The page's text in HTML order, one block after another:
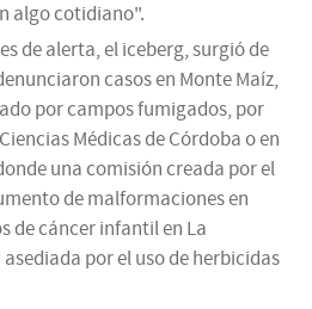
algo cotidiano".
de alerta, el iceberg, surgió de
casos en Monte Maíz,
por campos fumigados, por
Médicas de Córdoba o en
una comisión creada por el
de malformaciones en
de cáncer infantil en La
por el uso de herbicidas